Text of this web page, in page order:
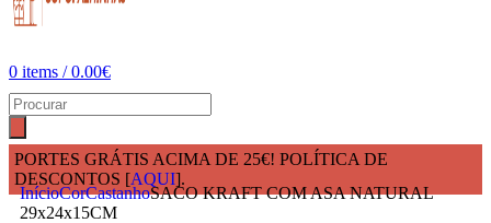
0 items / 0.00€
PORTES GRÁTIS ACIMA DE 25€! POLÍTICA DE
DESCONTOS [AQUI].
InícioCorCastanhoSACO KRAFT COM ASA NATURAL
29x24x15CM